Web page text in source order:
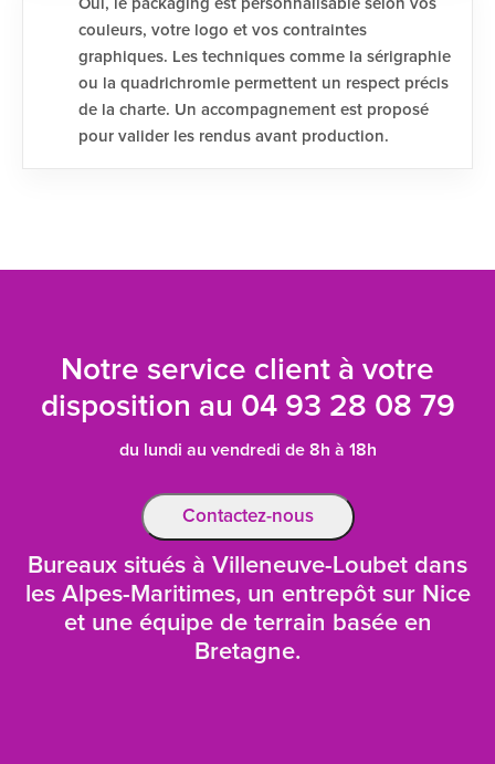
Oui, le packaging est personnalisable selon vos
couleurs, votre logo et vos contraintes
graphiques. Les techniques comme la sérigraphie
ou la quadrichromie permettent un respect précis
de la charte. Un accompagnement est proposé
pour valider les rendus avant production.
Notre service client à votre
disposition au 04 93 28 08 79
du lundi au vendredi de 8h à 18h
Contactez-nous
Bureaux situés à Villeneuve-Loubet dans
les Alpes-Maritimes, un entrepôt sur Nice
et une équipe de terrain basée en
Bretagne.